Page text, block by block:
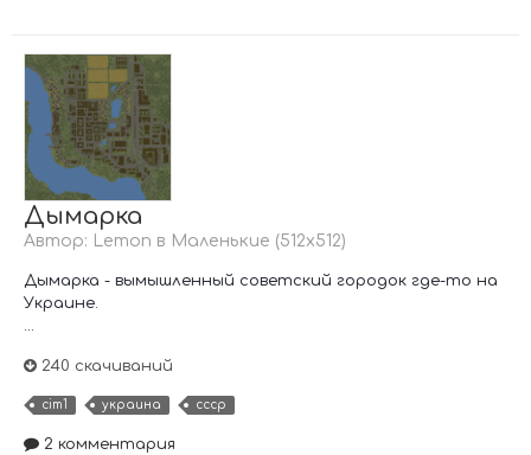
Дымарка
Автор: Lemon в Маленькие (512х512)
Дымарка - вымышленный советский городок где-то на
Украине.
...
240 скачиваний
cim1 украина ссср
2 комментария